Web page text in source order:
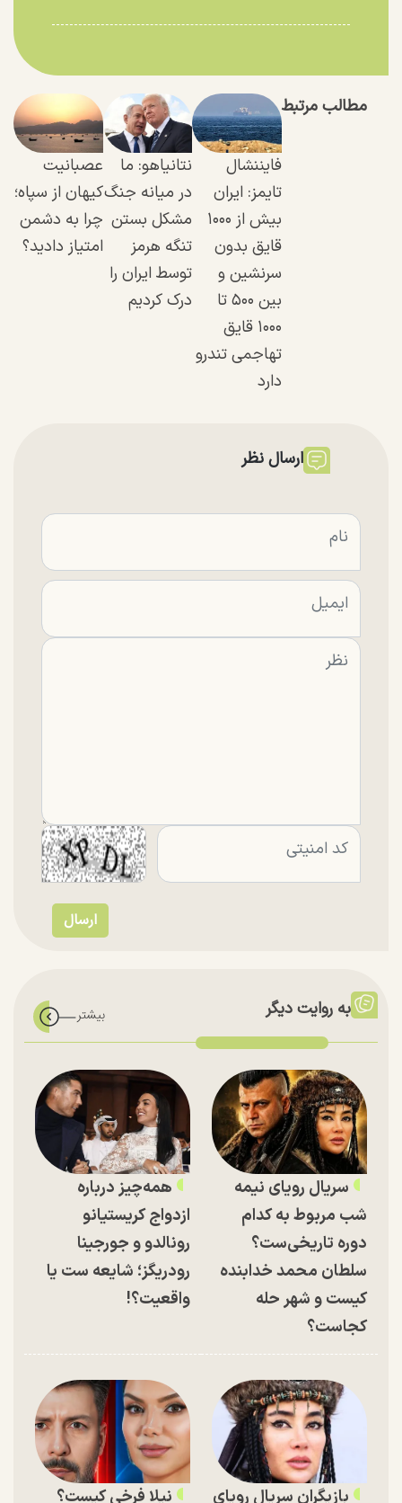
مطالب مرتبط
فایننشال
تایمز: ایران
بیش از ۱۰۰۰
قایق بدون
سرنشین و
بین ۵۰۰ تا
۱۰۰۰ قایق
تهاجمی تندرو
دارد
نتانیاهو: ما
در میانه جنگ
مشکل بستن
تنگه هرمز
توسط ایران را
درک کردیم
عصبانیت
کیهان از سپاه؛
چرا به دشمن
امتیاز دادید؟
ارسال نظر
به روایت دیگر
سریال رویای نیمه
شب مربوط به کدام
دوره تاریخی‌ست؟
سلطان محمد خدابنده
کیست و شهر حله
کجاست؟
همه‌چیز درباره
ازدواج کریستیانو
رونالدو و جورجینا
رودریگز؛ شایعه ست یا
واقعیت؟!
بازیگران سریال رویای نیلا فرخی کیست؟